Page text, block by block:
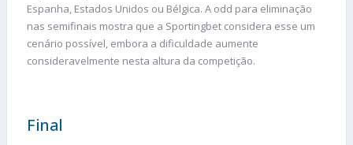
Espanha, Estados Unidos ou Bélgica. A odd para eliminação
nas semifinais mostra que a Sportingbet considera esse um
cenário possível, embora a dificuldade aumente
consideravelmente nesta altura da competição.
Final